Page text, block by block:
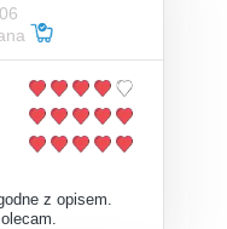
z opisem.